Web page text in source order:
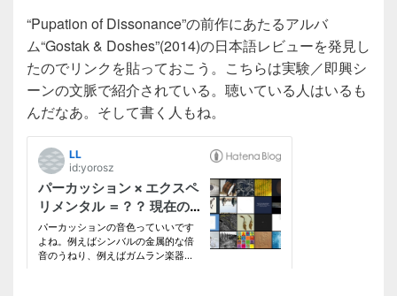
“Pupation of Dissonance”の前作にあたるアルバ
ム“Gostak & Doshes”(2014)の日本語レビューを発見し
たのでリンクを貼っておこう。こちらは実験／即興シ
ーンの文脈で紹介されている。聴いている人はいるも
んだなあ。そして書く人もね。